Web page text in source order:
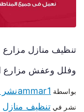
وفلل وعفش مزارع
بواسطة ammar1
نشر فيتنظيف منازل